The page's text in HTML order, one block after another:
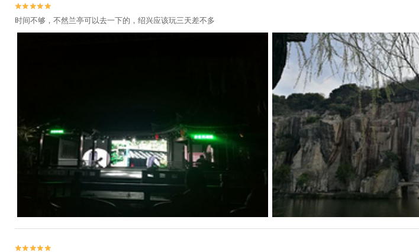


时间不够，不然兰亭可以去一下的，绍兴应该玩三天差不多

